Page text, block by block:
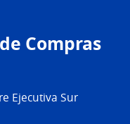
Compras
Ejecutiva Sur